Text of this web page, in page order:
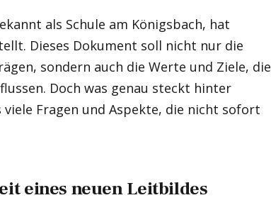
als Schule am Königsbach, hat
Dieses Dokument soll nicht nur die
sondern auch die Werte und Ziele, die
Doch was genau steckt hinter
Fragen und Aspekte, die nicht sofort
eines neuen Leitbildes